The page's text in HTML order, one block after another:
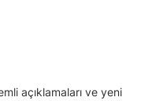
açıklamaları ve yeni